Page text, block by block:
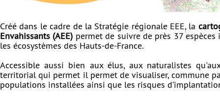
Créé dans le cadre de la Stratégie régionale EEE, la
Envahissants (AEE) permet de suivre de près 37
les écosystèmes des Hauts-de-France.
Accessible aussi bien aux élus, aux naturalistes
territorial qui permet il permet de visualiser, commune
populations installées ainsi que les risques